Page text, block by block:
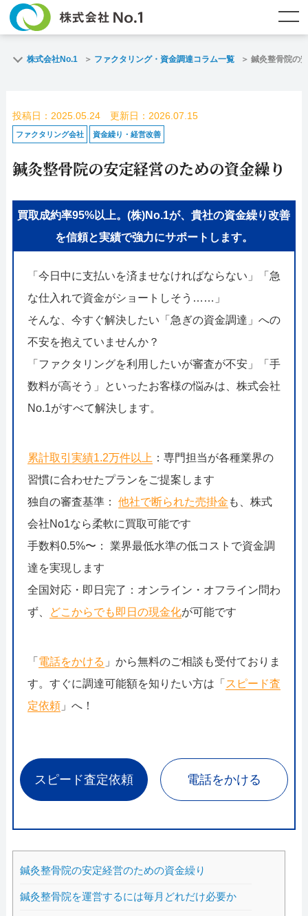
ファクタリングとは？
よくある質問 ファクタリング・資金調達コラム
企業情報 お問い合わせ
名古屋支店HP 福岡支店HP
お電話で
スピード
メールで
052-414-4107 092-419-2433
おすすめ記事
ファクタリングで即日資金調達するための方法
ファクタリングで通りやすい会社はどういう会社？
株式会社No.1 ファクタリング・資金調達コラム一覧 鍼灸整骨院の
投稿日：2025.05.24 更新日：2026.07.15
ファクタリング会社 資金繰り・経営改善
鍼灸整骨院の安定経営のための資金繰り
買取成約率95%以上。(株)No.1が、貴社の資金繰り改善
を信頼と実績で強力にサポートします。
「今日中に支払いを済ませなければならない」「急
な仕入れで資金がショートしそう……」
そんな、今すぐ解決したい「急ぎの資金調達」への
不安を抱えていませんか？
「ファクタリングを利用したいが審査が不安」「手
数料が高そう」といったお客様の悩みは、株式会社
No.1がすべて解決します。
累計取引実績1.2万件以上 ：専門担当が各種業界の
習慣に合わせたプランをご提案します
独自の審査基準： 他社で断られた売掛金 も、株式
会社No1なら柔軟に買取可能です
手数料0.5%〜： 業界最低水準の低コストで資金調
達を実現します
全国対応・即日完了：オンライン・オフライン問わ
ず、
どこからでも即日の現金化が可能です
「 電話をかける 」から無料のご相談も受付ておりま
す。すぐに調達可能額を知りたい方は「 スピード査
定依頼」へ！
スピード査定依頼 電話をかける
鍼灸整骨院の安定経営のための資金繰り
鍼灸整骨院を運営するには毎月どれだけ必要か